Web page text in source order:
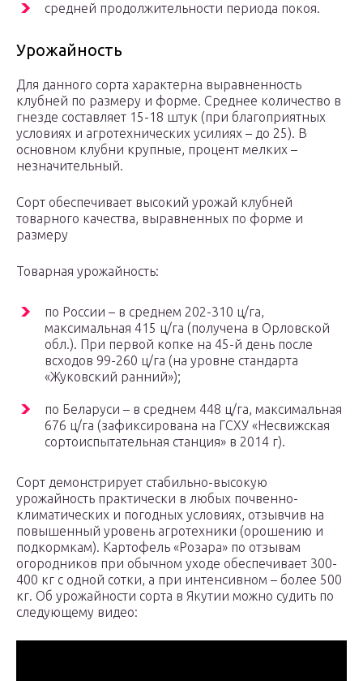
средней продолжительности периода покоя.
Урожайность
Для данного сорта характерна выравненность
клубней по размеру и форме. Среднее количество в
гнезде составляет 15-18 штук (при благоприятных
условиях и агротехнических усилиях – до 25). В
основном клубни крупные, процент мелких –
незначительный.
Сорт обеспечивает высокий урожай клубней
товарного качества, выравненных по форме и
размеру
Товарная урожайность:
по России – в среднем 202-310 ц/га,
максимальная 415 ц/га (получена в Орловской
обл.). При первой копке на 45-й день после
всходов 99-260 ц/га (на уровне стандарта
«Жуковский ранний»);
по Беларуси – в среднем 448 ц/га, максимальная
676 ц/га (зафиксирована на ГСХУ «Несвижская
сортоиспытательная станция» в 2014 г).
Сорт демонстрирует стабильно-высокую
урожайность практически в любых почвенно-
климатических и погодных условиях, отзывчив на
повышенный уровень агротехники (орошению и
подкормкам). Картофель «Розара» по отзывам
огородников при обычном уходе обеспечивает 300-
400 кг с одной сотки, а при интенсивном – более 500
кг. Об урожайности сорта в Якутии можно судить по
следующему видео: